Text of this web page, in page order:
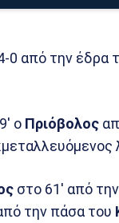
0 από την έδρα
ο Πριόβολος
στο 61′ από
την πάσα του